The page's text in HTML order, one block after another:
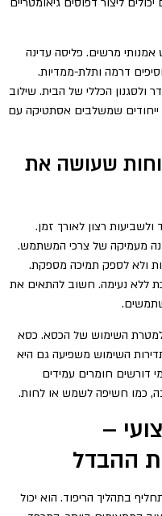
מרשים. פליסה עדינה
דרמה ותלת-ממדיות.
ולסגנון הכללי של הבית. שילוב
ייחודים שמשלבים אסתטיקה עם
שעושה את
רצון לאורך זמן.
מעמיקה של צרכי המשתמש.
ולא לספק תמיכה מספקת.
ללא נעימה. חשוב להתאים את
למטרת השימוש של הכסא. כסא
השימוש משפיעה גם היא
דורשים חומרים עמידים
כמו חשיפה לשמש או לחות.
–
ההבדל
בתהליך הריפוד. הוא יכול